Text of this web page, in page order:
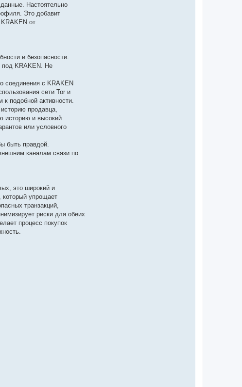
Настоятельно
Это добавит
от
и безопасности.
под KRAKEN. Не
соединения с KRAKEN
сети Tor и
подобной активности.
продавца,
историю и высокий
или условного
быть правдой.
каналам связи по
это широкий и
который упрощает
транзакций,
риски для обеих
процесс покупок